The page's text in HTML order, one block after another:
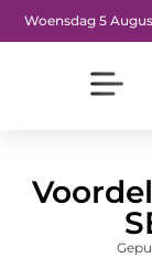
Woensdag 5